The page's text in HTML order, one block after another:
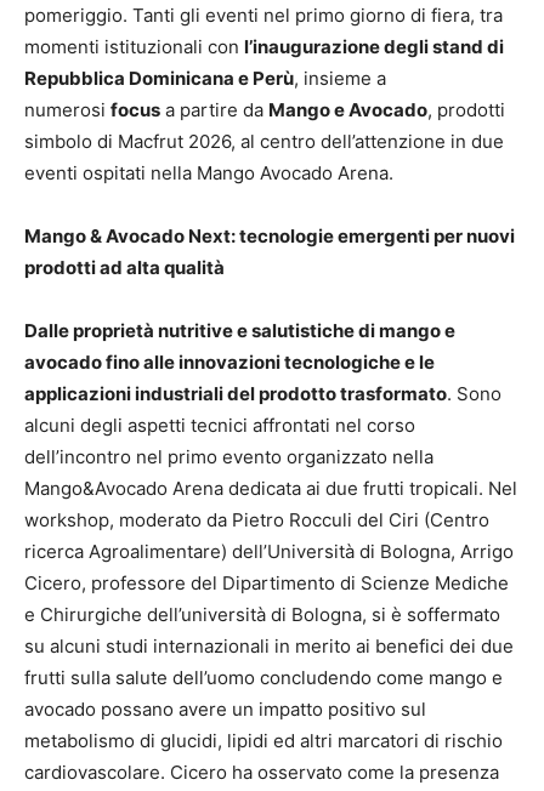
pomeriggio. Tanti gli eventi nel primo giorno di fiera, tra
momenti istituzionali con l’inaugurazione degli stand di
Repubblica Dominicana e Perù, insieme a
numerosi focus a partire da Mango e Avocado, prodotti
simbolo di Macfrut 2026, al centro dell’attenzione in due
eventi ospitati nella Mango Avocado Arena.
Mango & Avocado Next: tecnologie emergenti per nuovi
prodotti ad alta qualità
Dalle proprietà nutritive e salutistiche di mango e
avocado fino alle innovazioni tecnologiche e le
applicazioni industriali del prodotto trasformato. Sono
alcuni degli aspetti tecnici affrontati nel corso
dell’incontro nel primo evento organizzato nella
Mango&Avocado Arena dedicata ai due frutti tropicali. Nel
workshop, moderato da Pietro Rocculi del Ciri (Centro
ricerca Agroalimentare) dell’Università di Bologna, Arrigo
Cicero, professore del Dipartimento di Scienze Mediche
e Chirurgiche dell’università di Bologna, si è soffermato
su alcuni studi internazionali in merito ai benefici dei due
frutti sulla salute dell’uomo concludendo come mango e
avocado possano avere un impatto positivo sul
metabolismo di glucidi, lipidi ed altri marcatori di rischio
cardiovascolare. Cicero ha osservato come la presenza